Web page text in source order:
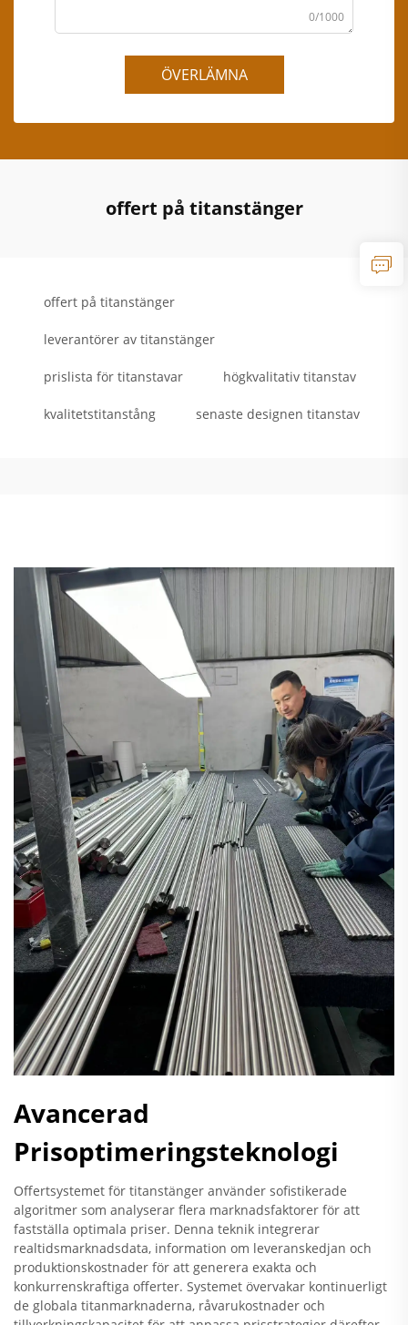
0/1000
ÖVERLÄMNA
offert på titanstänger
offert på titanstänger
leverantörer av titanstänger
prislista för titanstavar högkvalitativ titanstav
kvalitetstitanstång senaste designen titanstav
Avancerad
Prisoptimeringsteknologi
Offertsystemet för titanstänger använder sofistikerade
algoritmer som analyserar flera marknadsfaktorer för att
fastställa optimala priser. Denna teknik integrerar
realtidsmarknadsdata, information om leveranskedjan och
produktionskostnader för att generera exakta och
konkurrenskraftiga offerter. Systemet övervakar kontinuerligt
de globala titanmarknaderna, råvarukostnader och